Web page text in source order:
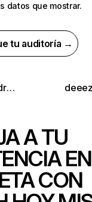
datos que mostrar.
tu auditoría →
deductgreedyheadroom.com
A TU
CON